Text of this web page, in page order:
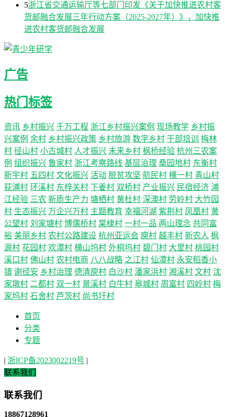
5浙江省交通运输厅等七部门印发《关于加快推进农村客
货邮融合发展三年行动方案（2025-2027年）》，加快推
进农村客货邮融合发展
广告
热门标签
资讯 乡村振兴 千万工程 浙江乡村振兴案例 现场教学 乡村振
兴案例 余村 乡村振兴政策 乡村旅游 数字乡村 干部培训
梅林
村 径山村 小古城村 人才振兴 未来乡村 枫桥经验 杭州三农案
例 组织振兴 鲁家村 浙江考察路线 基层治理 桑园地村 东衡村
新宇村 五四村 文化振兴 活动 脱贫攻坚 航民村 横一村 青山村
荻浦村 环溪村 东梓关村 下姜村 双桥村 产业振兴 民宿经济 浦
江经验 三农 新质生产力 塘栖村 黄杜村 深澳村 劳岭村 大竹园
村 生态振兴 万企兴万村 主题教育 幸福河湖 紫荆村 凤凰村 黄
公望村 刘家塘村 博儒桥村 棠棣村 一村一品 两山理念 共同富
裕 美丽乡村 农村公路建设 杭州亚运会 庾村 越丰村 新农人 枫
源村 花园村 欢潭村 横山坞村 外桐坞村 碧门村 大里村 桃园村
溪口村 佛山村 农村电商 八八战略 之江村 仙潭村 永安稻香小
镇 谢径安 乡村治理 德清庾村 白沙村 潘家浜村 湘溪村 文村 沈
家墩村 二都村 双一村 景溪村 白牛村 皋城村 周富村 四岭村 梅
家坞村 石舍村 芦茨村 尚书圩村
首页
分类
专题
| 浙ICP备2023002219号 |
联系我们
联系我们
18867128961